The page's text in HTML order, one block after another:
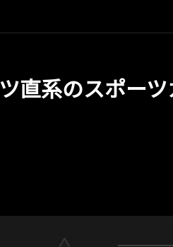
直系のスポーツ